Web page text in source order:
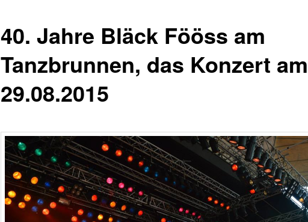
40. Jahre Bläck Fööss am
Tanzbrunnen, das Konzert am
29.08.2015